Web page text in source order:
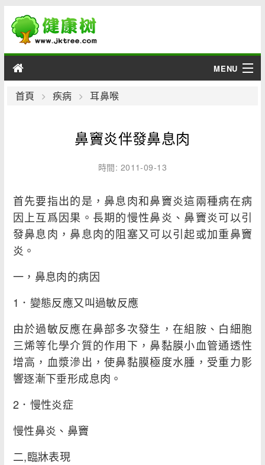
MENU
男性
綜合
疾病
首頁 疾病 耳鼻喉
鼻竇炎伴發鼻息肉
時間: 2011-09-13
首先要指出的是，鼻息肉和鼻竇炎這兩種病在病
因上互爲因果。長期的慢性鼻炎、鼻竇炎可以引
發鼻息肉，鼻息肉的阻塞又可以引起或加重鼻竇
炎。
一，鼻息肉的病因
1．變態反應又叫過敏反應
由於過敏反應在鼻部多次發生，在組胺、白細胞
三烯等化學介質的作用下，鼻黏膜小血管通透性
增高，血漿滲出，使鼻黏膜極度水腫，受重力影
響逐漸下垂形成息肉。
2．慢性炎症
慢性鼻炎、鼻竇
二,臨牀表現